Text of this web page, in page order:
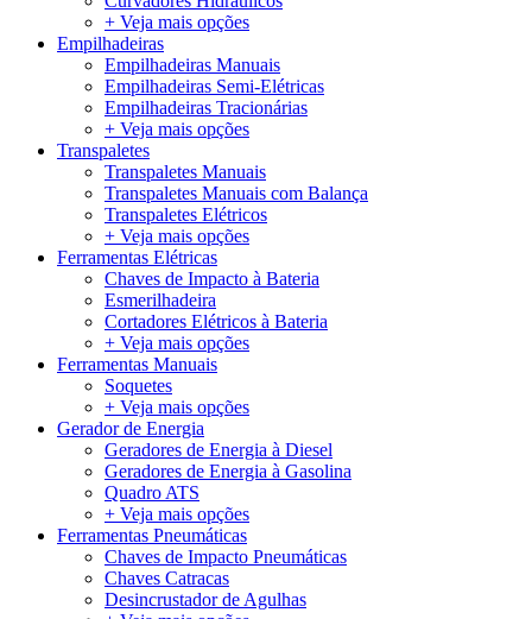
+ Veja mais opções
Empilhadeiras
Empilhadeiras Manuais
Empilhadeiras Semi-Elétricas
Empilhadeiras Tracionárias
+ Veja mais opções
Transpaletes
Transpaletes Manuais
Transpaletes Manuais com Balança
Transpaletes Elétricos
+ Veja mais opções
Ferramentas Elétricas
Chaves de Impacto à Bateria
Esmerilhadeira
Cortadores Elétricos à Bateria
+ Veja mais opções
Ferramentas Manuais
Soquetes
+ Veja mais opções
Gerador de Energia
Geradores de Energia à Diesel
Geradores de Energia à Gasolina
Quadro ATS
+ Veja mais opções
Ferramentas Pneumáticas
Chaves de Impacto Pneumáticas
Chaves Catracas
Desincrustador de Agulhas